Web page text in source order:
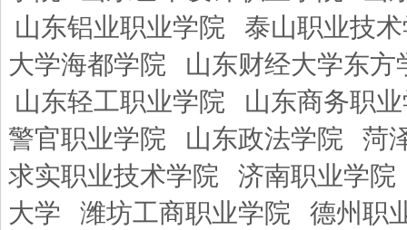
山东铝业职业学院
泰山职业技
大学海都学院
山东财经大学东方
山东轻工职业学院
山东商务职
警官职业学院
山东政法学院
菏
求实职业技术学院
济南职业学院
大学
潍坊工商职业学院
德州职